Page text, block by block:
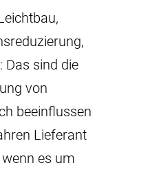
Das sind die
von
beeinflussen
Lieferant
es um